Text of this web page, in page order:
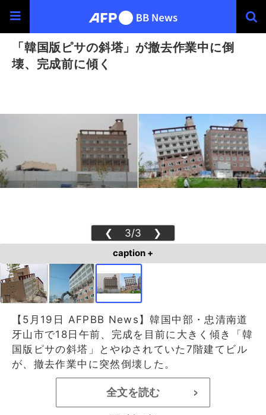
「韓国版ピサの斜塔」が撤去作業中に倒
壊、完成前に傾く
❮ 3/3 ❯
caption +
【5月19日 AFPBB News】韓国中部・忠清南道
牙山市で18日午前、完成を目前に大きく傾き「韓
国版ピサの斜塔」とやゆされていた7階建てビル
が、撤去作業中に突然倒壊した。
全文を読む >